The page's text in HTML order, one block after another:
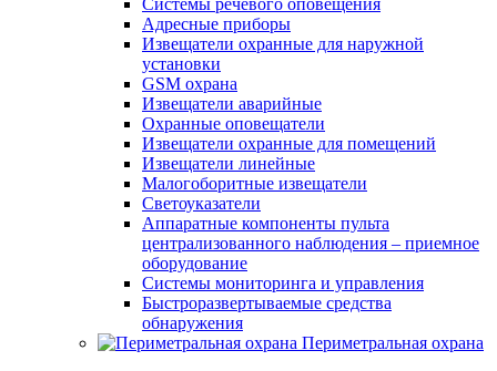
Системы речевого оповещения
Адресные приборы
Извещатели охранные для наружной
установки
GSM охрана
Извещатели аварийные
Охранные оповещатели
Извещатели охранные для помещений
Извещатели линейные
Малогоборитные извещатели
Светоуказатели
Аппаратные компоненты пульта
централизованного наблюдения – приемное
оборудование
Системы мониторинга и управления
Быстроразвертываемые средства
обнаружения
Периметральная охрана